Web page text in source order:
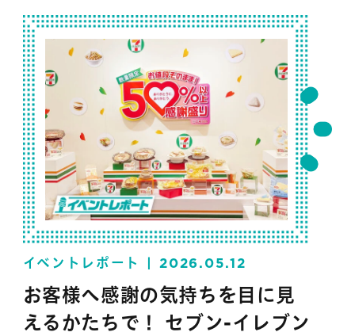
イベントレポート 2026.05.12
お客様へ感謝の気持ちを目に見
えるかたちで！ セブン-イレブン